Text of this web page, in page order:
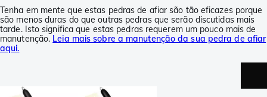
Tenha em mente que estas pedras de afiar são tão eficazes porque
são menos duras do que outras pedras que serão discutidas mais
tarde. Isto significa que estas pedras requerem um pouco mais de
manutenção. Leia mais sobre a manutenção da sua pedra de afiar
aqui.